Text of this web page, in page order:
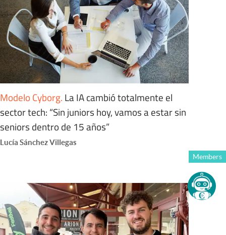
Modelo Cyborg. La IA cambió totalmente el
sector tech: “Sin juniors hoy, vamos a estar sin
seniors dentro de 15 años”
Lucía Sánchez Villegas
Members